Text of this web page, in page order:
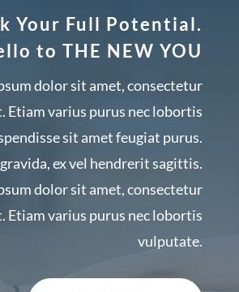
Your Full Potential.
to THE NEW YOU
dolor sit amet, consectetur
Etiam varius purus nec lobortis
sit amet feugiat purus.
ex vel hendrerit sagittis.
dolor sit amet, consectetur
Etiam varius purus nec lobortis
vulputate.